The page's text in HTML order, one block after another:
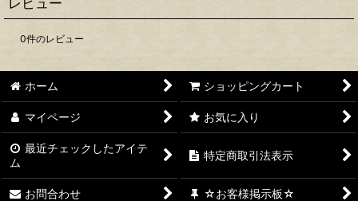
0件のレビュー
ホーム ショッピングカート
マイページ お気に入り
最近チェックしたアイテ
ム
特定商取引法表示
お問合わせ ☆お客様掲示板☆